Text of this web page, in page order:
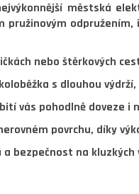
městská
pružinovým odpružením,
nebo štěrkových
s dlouhou
vás pohodlně doveze i
povrchu, díky
bezpečnost na kluzkých